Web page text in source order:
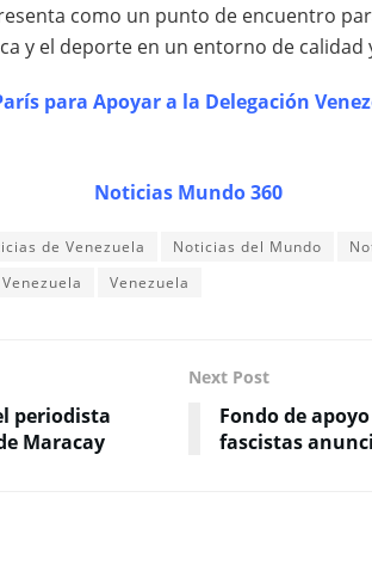
como un punto de encuentro
y el deporte en un entorno de calidad
para Apoyar a la Delegación
Noticias Mundo 360
de Venezuela Noticias del Mundo
Venezuela
periodista
Maracay
Next Post
Fondo de
fascistas